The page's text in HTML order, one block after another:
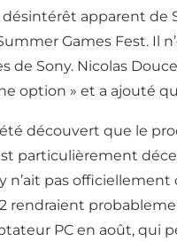
apparent de
Games Fest. Il
de Sony. Nicolas
option » et a ajouté
découvert que le
particulièrement
n’ait pas
rendraient
PC en août, qui